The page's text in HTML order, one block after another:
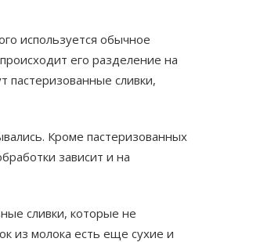
используется обычное
его разделение на
сливки,
Кроме пастеризованных
зависит и на
сливки, которые не
из молока есть еще сухие и